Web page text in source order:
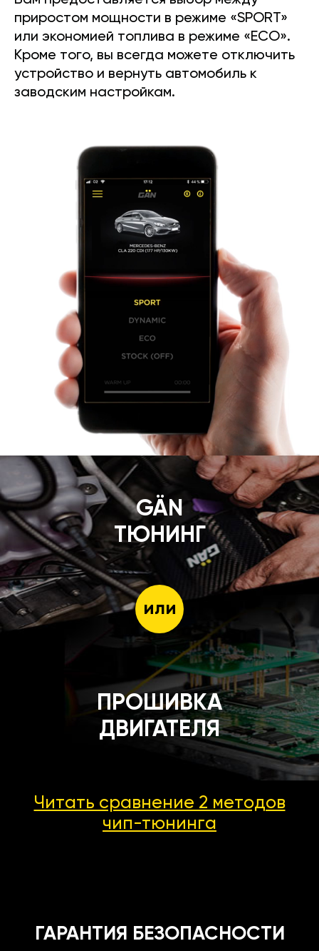
приростом мощности в режиме «SPORT»
или экономией топлива в режиме «ECO».
Кроме того, вы всегда можете отключить
устройство и вернуть автомобиль к
заводским настройкам.
GÄN
ТЮНИНГ
или
ПРОШИВКА
ДВИГАТЕЛЯ
Читать сравнение 2 методов
чип-тюнинга
ГАРАНТИЯ БЕЗОПАСНОСТИ